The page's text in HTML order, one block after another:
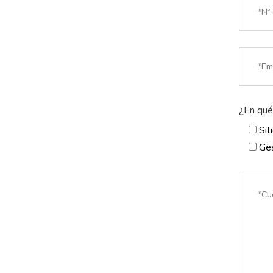
¿En